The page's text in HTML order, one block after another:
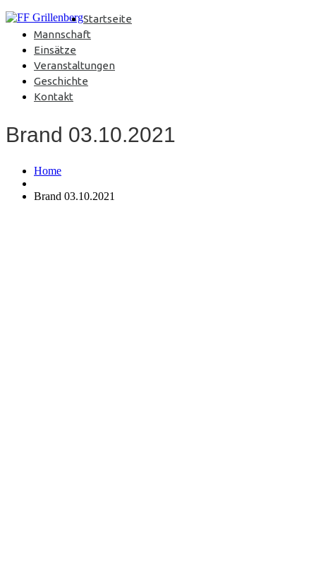
Startseite
Mannschaft
Einsätze
Veranstaltungen
Geschichte
Kontakt
Brand 03.10.2021
Home
Brand 03.10.2021